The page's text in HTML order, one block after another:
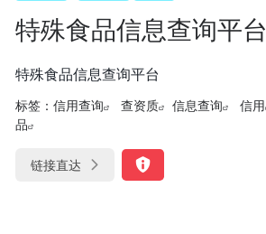
特殊食品信息查询平台
特殊食品信息查询平台
标签： 信用查询 查资质 信息查询 信用
品
链接直达